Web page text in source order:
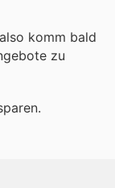
komm bald
zu